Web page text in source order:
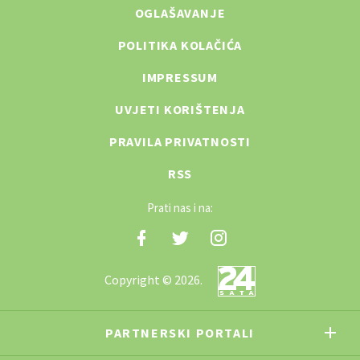
OGLAŠAVANJE
POLITIKA KOLAČIĆA
IMPRESSUM
UVJETI KORIŠTENJA
PRAVILA PRIVATNOSTI
RSS
Prati nas i na:
Copyright © 2026.
PARTNERSKI PORTALI